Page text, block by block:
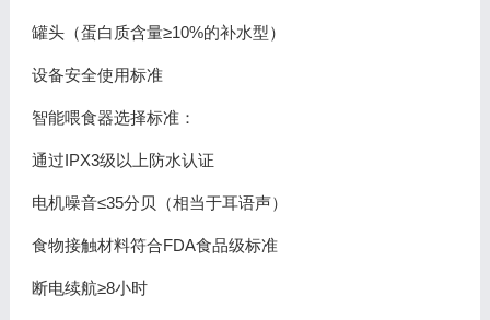
罐头（蛋白质含量≥10%的补水型）
设备安全使用标准
智能喂食器选择标准：
通过IPX3级以上防水认证
电机噪音≤35分贝（相当于耳语声）
食物接触材料符合FDA食品级标准
断电续航≥8小时